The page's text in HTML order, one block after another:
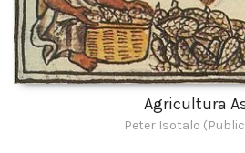
Agricultura
Peter Isotalo